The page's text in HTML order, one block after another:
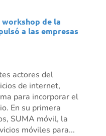
workshop de la
a las empresas
actores del
de internet,
para incorporar el
En su primera
SUMA móvil, la
móviles para...